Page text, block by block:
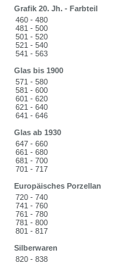
Grafik 20. Jh. - Farbteil
460 - 480
481 - 500
501 - 520
521 - 540
541 - 563
Glas bis 1900
571 - 580
581 - 600
601 - 620
621 - 640
641 - 646
Glas ab 1930
647 - 660
661 - 680
681 - 700
701 - 717
Europäisches Porzellan
720 - 740
741 - 760
761 - 780
781 - 800
801 - 817
Silberwaren
820 - 838